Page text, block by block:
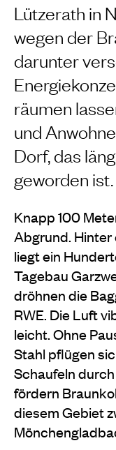
Lützerath in
wegen der
darunter
räumen
und
Dorf, das
geworden ist.
Knapp 100
Abgrund.
liegt ein
Tagebau
dröhnen die
RWE. Die Luft
leicht. Ohne
Stahl pflügen
Schaufeln
fördern
diesem Gebiet